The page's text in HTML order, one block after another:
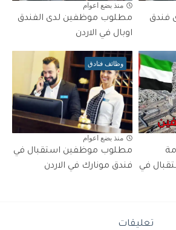
فندق
منذ بضع اعوام
مطلوب موظفين لدى الفندق
اوبال في الاردن
في
وظائف فنادق
منذ بضع اعوام
مطلوب موظفين استقبال في
فندق مونارك في الاردن
تعليقات